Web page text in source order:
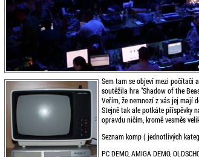
Sem tam se objeví mezi počítači
soutěžila hra "Shadow of the
Veřím, že nemnozí z vás jej mají
Stejně tak ale potkáte příspěvky
opravdu ničím, kromě vesměs
Seznam komp ( jednotlivých
PC DEMO, AMIGA DEMO,